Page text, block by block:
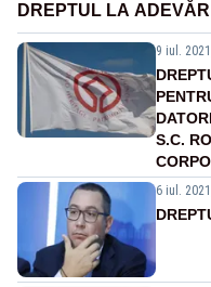
DREPTUL LA ADEVĂR
9 iul.
S.C.
6 iul.